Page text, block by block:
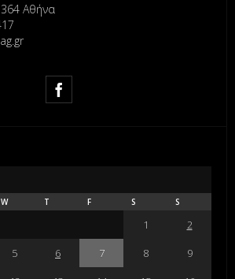
Αθήνα
W T F S S
1
2
5 6 7 8
9